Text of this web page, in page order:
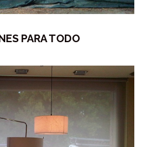
PARA TODO